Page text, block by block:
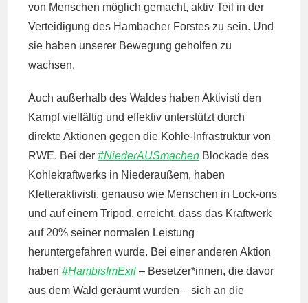
von Menschen möglich gemacht, aktiv Teil in der
Verteidigung des Hambacher Forstes zu sein. Und
sie haben unserer Bewegung geholfen zu
wachsen.
Auch außerhalb des Waldes haben Aktivisti den
Kampf vielfältig und effektiv unterstützt durch
direkte Aktionen gegen die Kohle-Infrastruktur von
RWE. Bei der#NiederAUSmachen Blockade des
Kohlekraftwerks in Niederaußem, haben
Kletteraktivisti, genauso wie Menschen in Lock-ons
und auf einem Tripod, erreicht, dass das Kraftwerk
auf 20% seiner normalen Leistung
heruntergefahren wurde. Bei einer anderen Aktion
haben#HambisImExil – Besetzer*innen, die davor
aus dem Wald geräumt wurden – sich an die